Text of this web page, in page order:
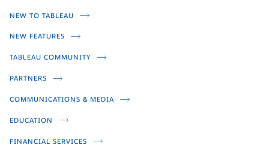
Young McData
RowsRowsRows
NEW TO TABLEAU
NEW FEATURES
TABLEAU COMMUNITY
PARTNERS
COMMUNICATIONS & MEDIA
EDUCATION
FINANCIAL SERVICES